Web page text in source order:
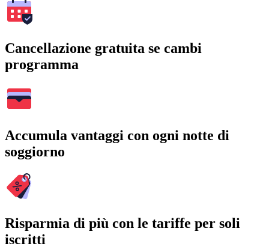
Cancellazione gratuita se cambi
programma
Accumula vantaggi con ogni notte di
soggiorno
Risparmia di più con le tariffe per soli
iscritti